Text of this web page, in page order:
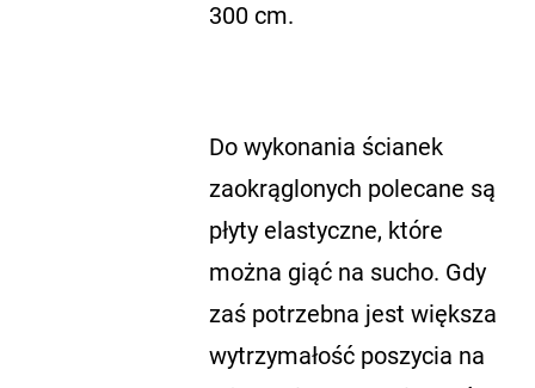
300 cm.
Do wykonania ścianek
zaokrąglonych polecane są
płyty elastyczne, które
można giąć na sucho. Gdy
zaś potrzebna jest większa
wytrzymałość poszycia na